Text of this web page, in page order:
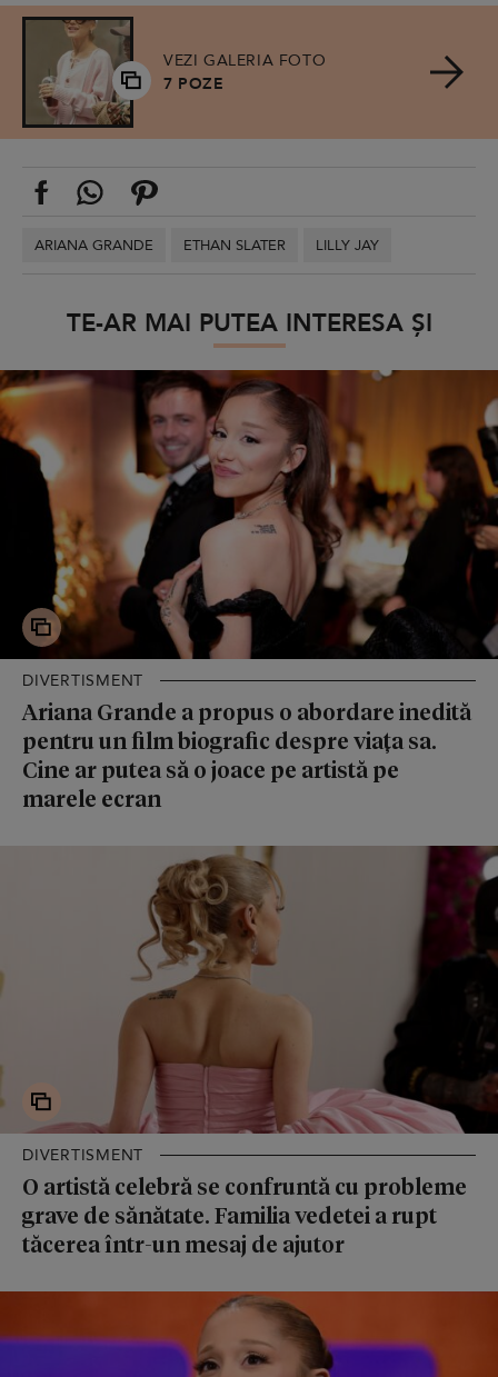
VEZI GALERIA FOTO
7 POZE
ARIANA GRANDE ETHAN SLATER LILLY JAY
TE-AR MAI PUTEA INTERESA ȘI
DIVERTISMENT
Ariana Grande a propus o abordare inedită
pentru un film biografic despre viața sa.
Cine ar putea să o joace pe artistă pe
marele ecran
DIVERTISMENT
O artistă celebră se confruntă cu probleme
grave de sănătate. Familia vedetei a rupt
tăcerea într-un mesaj de ajutor